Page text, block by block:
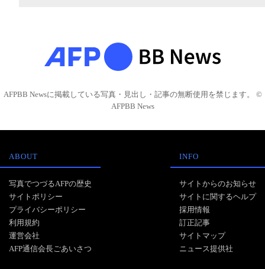
AFPBB Newsに掲載している写真・見出し・記事の無断使用を禁じます。 ©
AFPBB News
ABOUT
写真でつづるAFPの歴史
サイトポリシー
プライバシーポリシー
利用規約
運営会社
AFP通信会長ごあいさつ
INFO
サイトからのお知らせ
サイトに関するヘルプ
採用情報
訂正記事
サイトマップ
ニュース提供社